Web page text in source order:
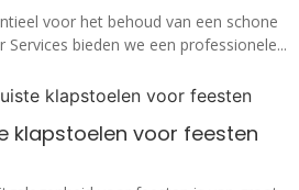
voor het behoud van een schone
Services bieden we een professionele...
klapstoelen voor feesten